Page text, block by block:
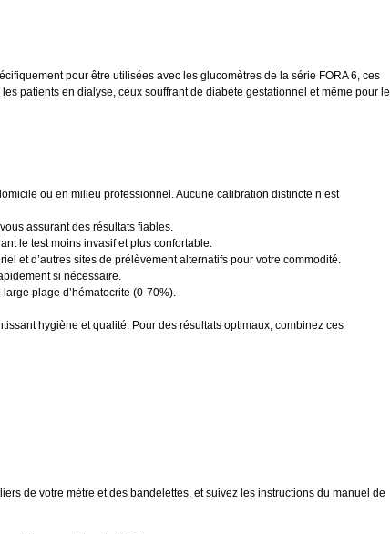
pour être utilisées avec les glucomètres de la série FORA 6, ces
patients en dialyse, ceux souffrant de diabète gestationnel et même pour le
ou en milieu professionnel. Aucune calibration distincte n’est
assurant des résultats fiables.
le test moins invasif et plus confortable.
et d’autres sites de prélèvement alternatifs pour votre commodité.
si nécessaire.
plage d’hématocrite (0-70%).
hygiène et qualité. Pour des résultats optimaux, combinez ces
de votre mètre et des bandelettes, et suivez les instructions du manuel de